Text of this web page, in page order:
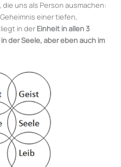
uns als Person ausmachen:
einer tiefen,
in der Einheit in allen 3
der Seele, aber eben auch im